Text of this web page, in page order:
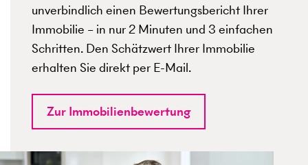
unverbindlich einen Bewertungsbericht Ihrer
Immobilie – in nur 2 Minuten und 3 einfachen
Schritten. Den Schätzwert Ihrer Immobilie
erhalten Sie direkt per E-Mail.
Zur Immobilienbewertung